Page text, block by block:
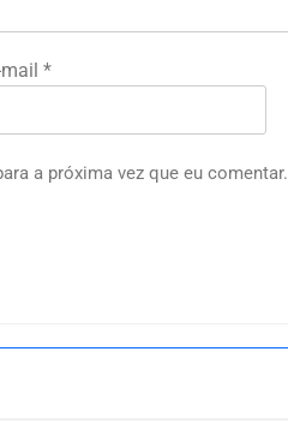
mail *
a próxima vez que eu comentar.